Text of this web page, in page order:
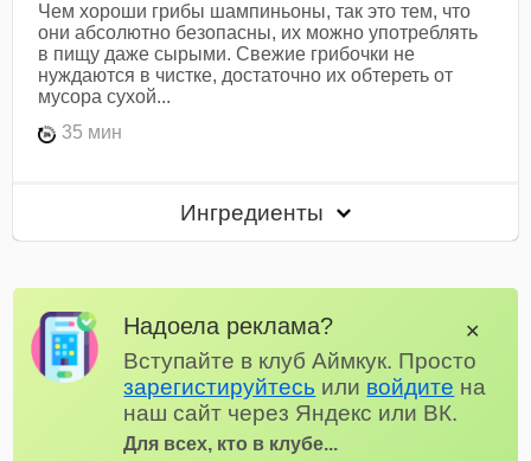
Чем хороши грибы шампиньоны, так это тем, что
они абсолютно безопасны, их можно употреблять
в пищу даже сырыми. Свежие грибочки не
нуждаются в чистке, достаточно их обтереть от
мусора сухой...
35 мин
Ингредиенты
Надоела реклама?
Вступайте в клуб Аймкук. Просто
зарегистируйтесь или войдите на
наш сайт через Яндекс или ВК.
Для всех, кто в клубе...
✕